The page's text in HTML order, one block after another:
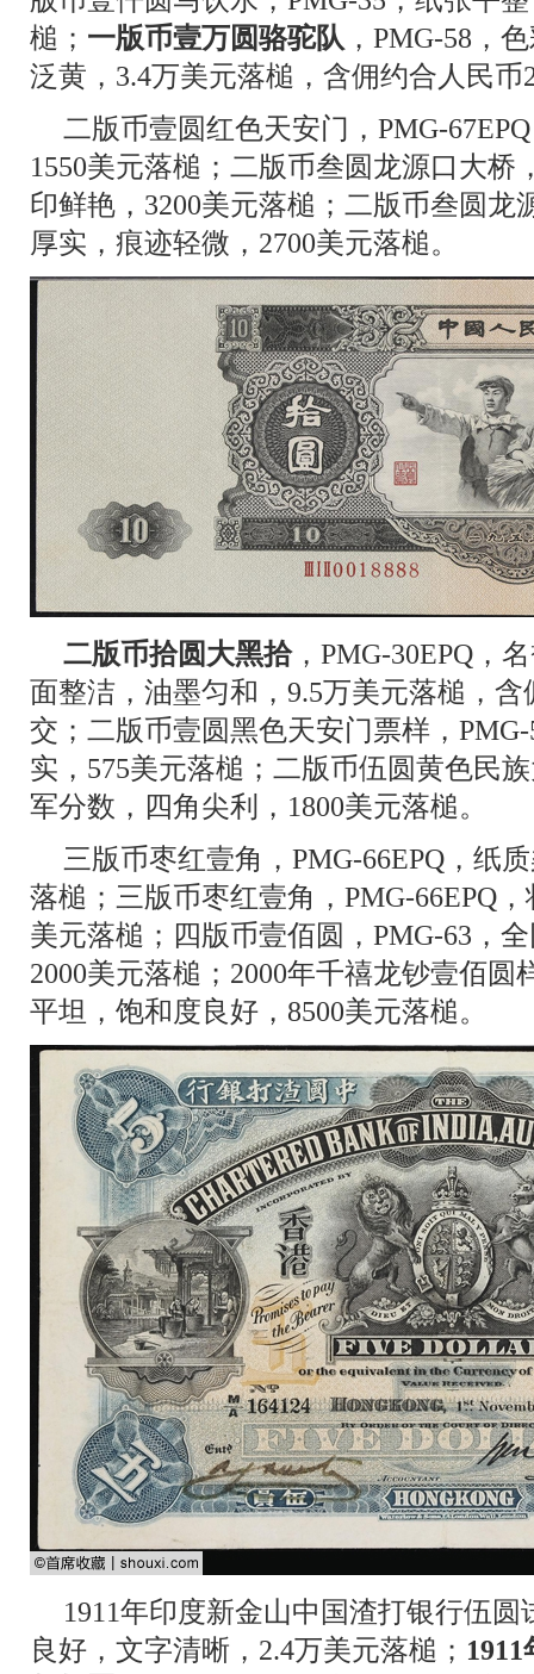
槌； 一版币壹万圆骆驼队 ，PMG-58，
泛黄，3.4万美元落槌，含佣约合人民币
二版币壹圆红色天安门，PMG-
1550美元落槌；二版币叁圆龙源口大桥
印鲜艳，3200美元落槌；二版币叁圆龙
厚实，痕迹轻微，2700美元落槌。
二版币拾圆大黑拾，PMG-30EPQ，
面整洁，油墨匀和，9.5万美元落槌，含
交；二版币壹圆黑色天安门票样，
实，575美元落槌；二版币伍圆黄色民
军分数，四角尖利，1800美元落槌。
三版币枣红壹角，PMG-66EPQ，纸
落槌；三版币枣红壹角，PMG-66EPQ
美元落槌；四版币壹佰圆，PMG-63，
2000美元落槌；2000年千禧龙钞壹佰圆
平坦，饱和度良好，8500美元落槌。
1911年印度新金山中国渣打银行伍圆
良好，文字清晰，2.4万美元落槌；